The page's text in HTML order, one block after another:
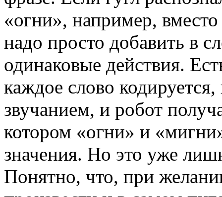
«огни», например,
надо просто добавить в
одинаковые действия.
каждое слово кодируется,
звучанием, и робот
котором «огни» и
значения. Но это уже
Понятно, что, при